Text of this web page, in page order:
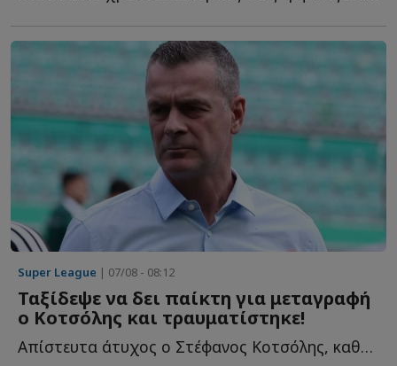
Super League | 07/08 - 08:12
Ταξίδεψε να δει παίκτη για μεταγραφή
ο Κοτσόλης και τραυματίστηκε!
Απίστευτα άτυχος ο Στέφανος Κοτσόλης, καθώς το τελευταίο τ...